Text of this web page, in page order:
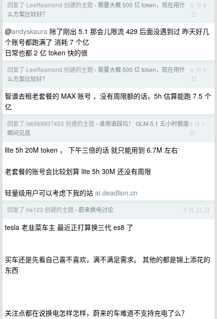
回复了 LeeReamond 创建的主题 › 需要大概 500 亿 token，现在用什
么方案比较好？
6 月 8
日
@andyskaura 除了刚出 5.1 那会儿限流 429 后面没遇到过 昨天好几
个账号都跑满了 消耗 7 个亿
日常也都 2 亿 token 快的很
回复了 LeeReamond 创建的主题 › 需要大概 500 亿 token，现在用什
么方案比较好？
6 月 8
日
智谱去租老套餐的 MAX 账号 ，没有周限额的话，5h 估算能跑 7.5 个
亿
回复了 lsk569937453 创建的主题 › 谁用谁踩坑！ GLM-5.1 五小时额度
瞬间见底
6 月 1
日
lite 5h 20M token ， 下午三倍的话 就只能用到 6.7M 左右
老套餐的账号会比较划算 lite 5h 30M 还没有周限
轻量级用户可以考虑下我的站 ai.deadlion.cn
回复了 he123 创建的主题 › 蔚来换电讨论 5 月 22 日
tesla 老韭菜车主 最近正打算换三代 es8 了
买车还是先看自己喜不喜欢，满不满足需求。 其他的都是锦上添花的
东西
关注点都在说换电怎样怎样，蔚来的车难道不支持充电了么？